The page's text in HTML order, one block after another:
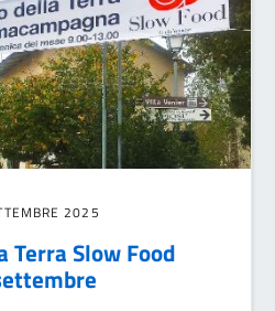
2025
Terra Slow Food